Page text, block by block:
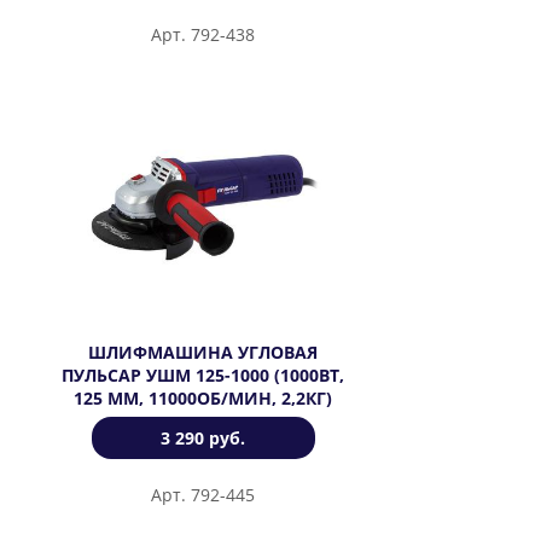
Арт. 792-438
ШЛИФМАШИНА УГЛОВАЯ
ПУЛЬСАР УШМ 125-1000 (1000ВТ,
125 ММ, 11000ОБ/МИН, 2,2КГ)
3 290 руб.
Арт. 792-445